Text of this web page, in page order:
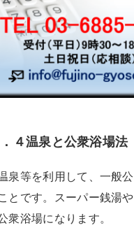
４温泉と公衆浴場法
泉等を利用して、一般
とです。スーパー銭湯
衆浴場になります。